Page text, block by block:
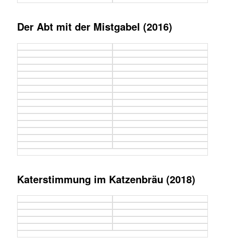
Der Abt mit der Mistgabel (2016)
Katerstimmung im Katzenbräu (2018)